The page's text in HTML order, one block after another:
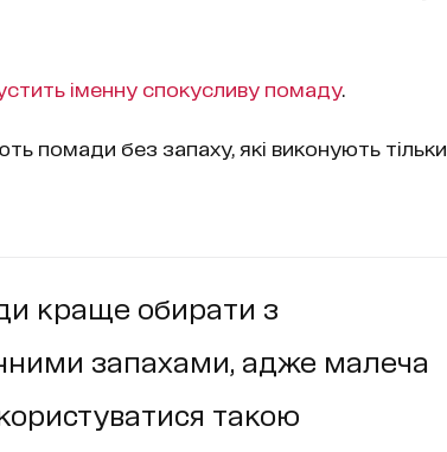
іменну спокусливу помаду.
помади без запаху, які виконують тільки
краще обирати з
запахами, адже малеча
такою